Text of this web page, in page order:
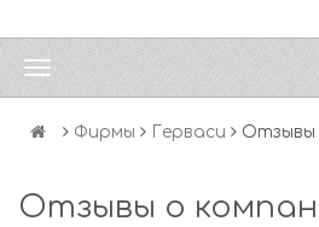
Фирмы Герваси Отзывы
Отзывы о